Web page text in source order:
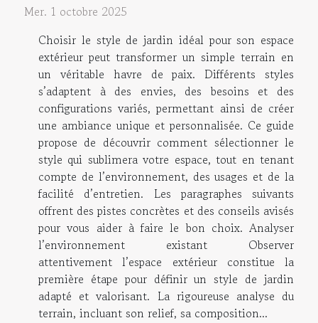
Mer. 1 octobre 2025
Choisir le style de jardin idéal pour son espace
extérieur peut transformer un simple terrain en
un véritable havre de paix. Différents styles
s’adaptent à des envies, des besoins et des
configurations variés, permettant ainsi de créer
une ambiance unique et personnalisée. Ce guide
propose de découvrir comment sélectionner le
style qui sublimera votre espace, tout en tenant
compte de l’environnement, des usages et de la
facilité d’entretien. Les paragraphes suivants
offrent des pistes concrètes et des conseils avisés
pour vous aider à faire le bon choix. Analyser
l’environnement existant Observer
attentivement l’espace extérieur constitue la
première étape pour définir un style de jardin
adapté et valorisant. La rigoureuse analyse du
terrain, incluant son relief, sa composition...